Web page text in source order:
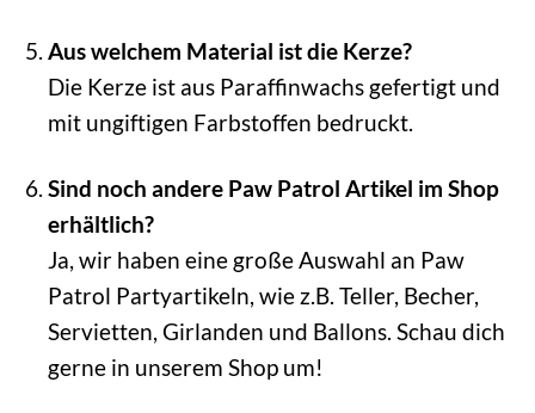
Aus welchem Material ist die Kerze?
Die Kerze ist aus Paraffinwachs gefertigt und
mit ungiftigen Farbstoffen bedruckt.
Sind noch andere Paw Patrol Artikel im Shop
erhältlich?
Ja, wir haben eine große Auswahl an Paw
Patrol Partyartikeln, wie z.B. Teller, Becher,
Servietten, Girlanden und Ballons. Schau dich
gerne in unserem Shop um!